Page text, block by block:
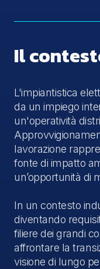
Il
L'impiantistica
da un impiego
un'operatività
lavorazione
fonte di impatto
un’opportunità di
In un contesto
diventando
filiere dei grandi
affrontare la
visione di lungo